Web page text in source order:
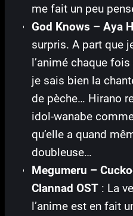
me fait un peu
God Knows – Aya
surpris. A part que
l’animé chaque fois
je sais bien la
de pèche… Hirano
idol-wanabe
qu’elle a quand
doubleuse…
Megumeru –
Clannad OST: La
l’anime est en fait